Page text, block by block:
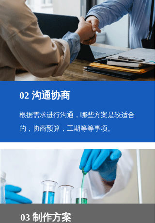
02 沟通协商
根据需求进行沟通，哪些方案是较适合
的，协商预算，工期等等事项。
03 制作方案